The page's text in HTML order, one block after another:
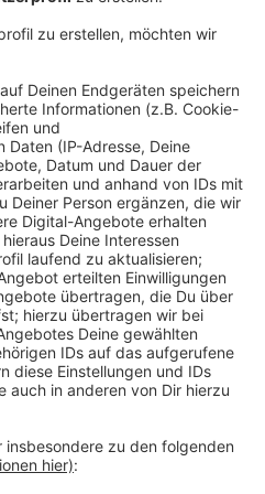
in Langenfeld 35, in
in Ratingen 40, in
9.
ausgegangen werden
den tatsächlichen
zum Einen laufend neue
zum Anderen mit hoher
unentdeckte Infizierte
von Verdachtsfällen eine
bilden.